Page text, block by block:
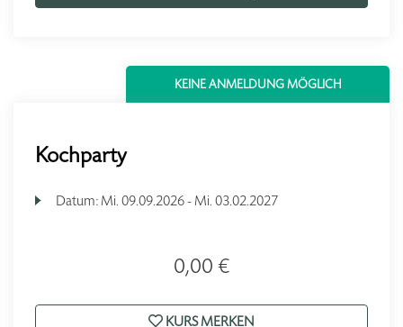
KEINE ANMELDUNG MÖGLICH
Kochparty
Datum: Mi. 09.09.2026 - Mi. 03.02.2027
0,00 €
KURS MERKEN